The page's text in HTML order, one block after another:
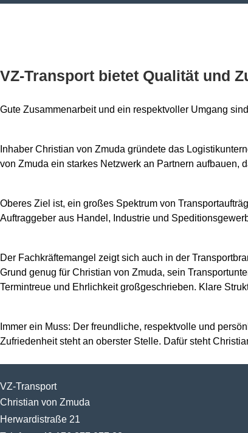
VZ-Transport bietet Qualität und
Gute Zusammenarbeit und ein respektvoller Umgang
Inhaber Christian von Zmuda gründete das
von Zmuda ein starkes Netzwerk an Partnern aufbauen,
Oberes Ziel ist, ein großes Spektrum von
Auftraggeber aus Handel, Industrie und
Der Fachkräftemangel zeigt sich auch in der
Grund genug für Christian von Zmuda, sein
Termintreue und Ehrlichkeit großgeschrieben. Klare
Immer ein Muss: Der freundliche, respektvolle und
Zufriedenheit steht an oberster Stelle. Dafür steht
VZ-Transport
Christian von Zmuda
Herwardistraße 21